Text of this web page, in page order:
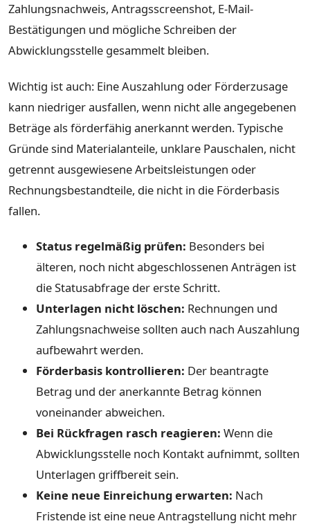
Zahlungsnachweis, Antragsscreenshot, E-Mail-
Bestätigungen und mögliche Schreiben der
Abwicklungsstelle gesammelt bleiben.
Wichtig ist auch: Eine Auszahlung oder Förderzusage
kann niedriger ausfallen, wenn nicht alle angegebenen
Beträge als förderfähig anerkannt werden. Typische
Gründe sind Materialanteile, unklare Pauschalen, nicht
getrennt ausgewiesene Arbeitsleistungen oder
Rechnungsbestandteile, die nicht in die Förderbasis
fallen.
Status regelmäßig prüfen: Besonders bei
älteren, noch nicht abgeschlossenen Anträgen ist
die Statusabfrage der erste Schritt.
Unterlagen nicht löschen: Rechnungen und
Zahlungsnachweise sollten auch nach Auszahlung
aufbewahrt werden.
Förderbasis kontrollieren: Der beantragte
Betrag und der anerkannte Betrag können
voneinander abweichen.
Bei Rückfragen rasch reagieren: Wenn die
Abwicklungsstelle noch Kontakt aufnimmt, sollten
Unterlagen griffbereit sein.
Keine neue Einreichung erwarten: Nach
Fristende ist eine neue Antragstellung nicht mehr